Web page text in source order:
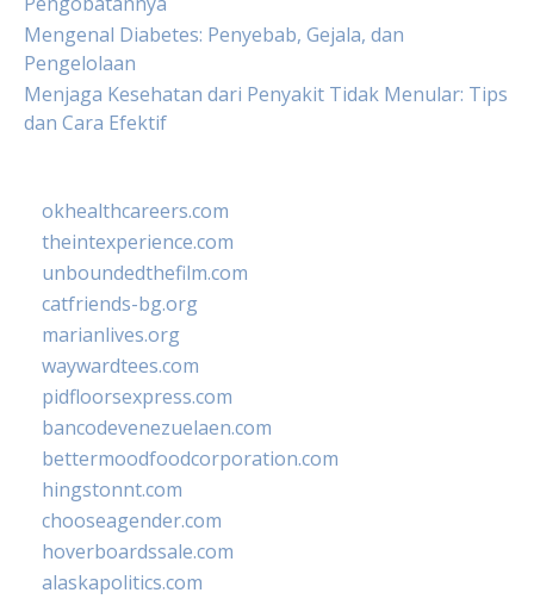
Mengenal Diabetes: Penyebab, Gejala, dan
Pengelolaan
Menjaga Kesehatan dari Penyakit Tidak Menular: Tips
dan Cara Efektif
okhealthcareers.com
theintexperience.com
unboundedthefilm.com
catfriends-bg.org
marianlives.org
waywardtees.com
pidfloorsexpress.com
bancodevenezuelaen.com
bettermoodfoodcorporation.com
hingstonnt.com
chooseagender.com
hoverboardssale.com
alaskapolitics.com